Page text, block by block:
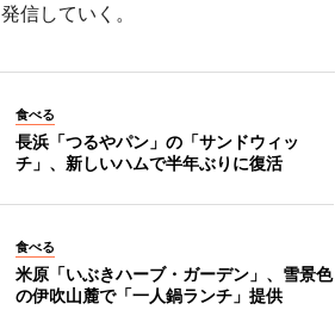
信していく。
食べる
長浜「つるやパン」の「サンドウィッ
チ」、新しいハムで半年ぶりに復活
食べる
米原「いぶきハーブ・ガーデン」、雪景色
の伊吹山麓で「一人鍋ランチ」提供